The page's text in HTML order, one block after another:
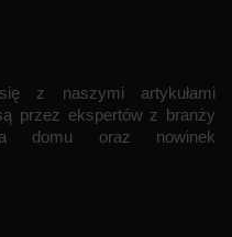
z naszymi artykułami
przez ekspertów z branży
domu oraz nowinek